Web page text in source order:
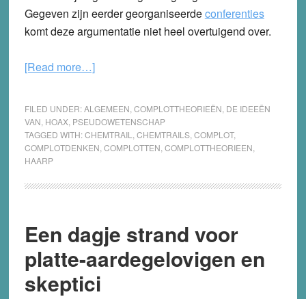
Gegeven zijn eerder georganiseerdeconferenties
komt deze argumentatie niet heel overtuigend over.
[Read more…]about
complottheorie
in
de
dan
de
lucht!
FILED UNDER:ALGEMEEN COMPLOTTHEORIEËN DE IDEEËN
VAN HOAX, PSEUDOWETENSCHAP
TAGGED WITH:CHEMTRAIL CHEMTRAILS, COMPLOT,
COMPLOTDENKEN COMPLOTTEN COMPLOTTHEORIEEN
HAARP
Een dagje strand voor
platte-aardegelovigen en
skeptici